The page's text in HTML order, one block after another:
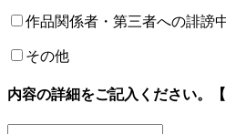
作品関係者・第三者への誹謗
その他
内容の詳細をご記入ください。